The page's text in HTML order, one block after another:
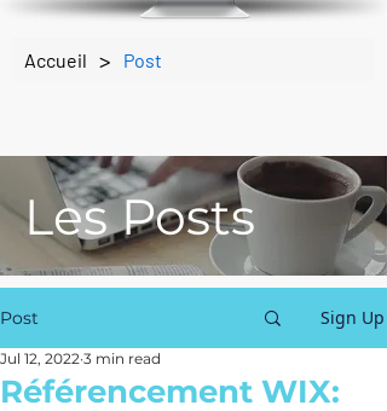
Accueil > Post
Les Posts
Post Sign Up
Référencement WIX:
Jul 12, 2022 3 min read